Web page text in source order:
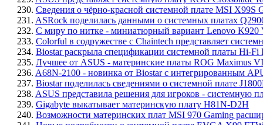
230. Сведения о чёрно-красной системной плате MSI X99S
231. ASRock поделилась данными о системных платах
232. С миру по нитке - миниатюрный вариант Lenovo K920
233. Colorful в содружестве с Chaintech представляет
234. Biostar раскрыла спецификации системной платы Hi-Fi
235. Лучшее от ASUS - материнские платы ROG Maximus
236. A68N-2100 - новинка от Biostar с интегрированным
237. Biostar поделилась сведениями о системной плате
238. ASUS представила решения для игроков - системную
239. Gigabyte выкатывает материнскую плату H81N-D2H
240. Возможности материнских плат MSI 970 Gaming